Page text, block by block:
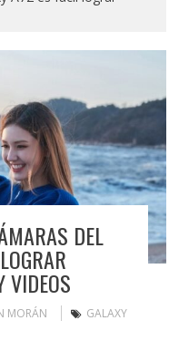
DEL
VIDEOS
MORÁN
GALAXY